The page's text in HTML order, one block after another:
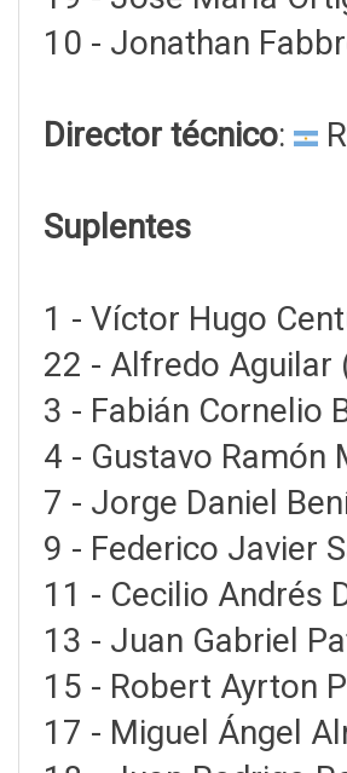
10 - Jonathan
Director técnico:
Suplentes
1 - Víctor Hugo
22 - Alfredo Aguilar
3 - Fabián Cornelio
4 - Gustavo Ramón
7 - Jorge Daniel
9 - Federico Javier
11 - Cecilio Andrés
13 - Juan Gabriel
15 - Robert Ayrton
17 - Miguel Ángel